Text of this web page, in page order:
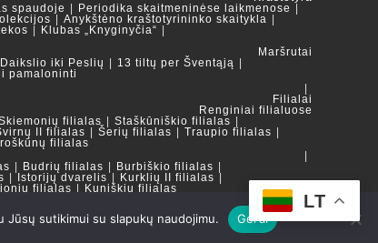
spaudoje
Periodika skaitmeninėse laikmenose
Anykštėno kraštotyrininko skaitykla
Klubas „Knyginyčia“
Maršrutai
iki Peslių
13 tiltų per Šventąją
pamaloninti
Filialai
Renginiai filialuose
filialas
Staškūniškio filialas
II filialas Šerių filialas
Traupio filialas
filialas
Budrių filialas
Burbiškio filialas
Istorijų dvarelis
Kurklių II filialas
filialas
Kuniškių filialas
LT
LT
sutikimui su slapukų naudojimu. Gerai